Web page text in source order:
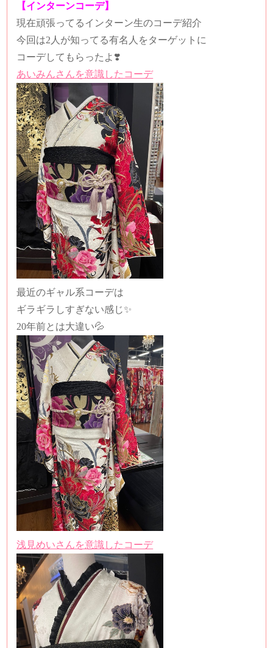
【インターンコーデ】
現在頑張ってるインターン生のコーデ紹介
今回は2人が知ってる有名人をターゲットに
コーデしてもらったよ❣️
あいみんさんを意識したコーデ
最近のギャル系コーデは
ギラギラしすぎない感じ✨
20年前とは大違い💦
浅見めいさんを意識したコーデ